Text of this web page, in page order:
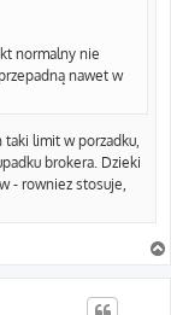
normalny nie
nawet w
taki limit w porzadku,
brokera. Dzieki
- rowniez stosuje,